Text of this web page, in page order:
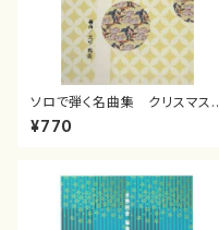
ソロで弾く名曲集 クリスマス・
イブ／恋人がサンタクロース(
箏独奏 /大平光美 編曲/楽
¥770